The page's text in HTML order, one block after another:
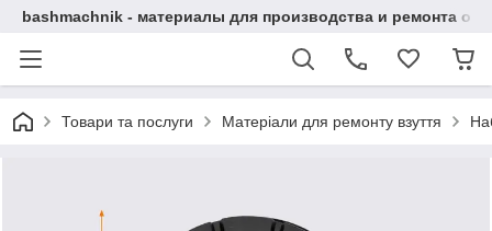
bashmachnik - материалы для производства и ремонта
Товари та послуги Матеріали для ремонту взуття